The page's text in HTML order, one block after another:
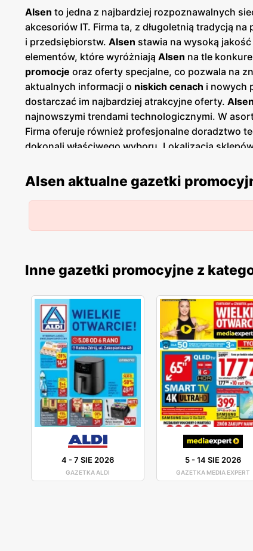
Alsen to jedna z najbardziej rozpoznawalnych
akcesoriów IT. Firma ta, z długoletnią tradycją
i przedsiębiorstw. Alsen stawia na wysoką
elementów, które wyróżniają Alsen na tle
promocje oraz oferty specjalne, co pozwala na
aktualnych informacji o niskich cenach i nowych
dostarczać im najbardziej atrakcyjne oferty. Alsen
najnowszymi trendami technologicznymi. W
Firma oferuje również profesjonalne doradztwo
dokonali właściwego wyboru. Lokalizacja
cieszyć się komfortem zakupów online,
to sieć, która kładzie duży nacisk na
produktów, firma przyczynia się do rozwoju
Alsen aktualne gazetki
Inne gazetki promocyjne z
4 -7 SIE 2026
GAZETKA ALDI
5-14 SIE 2026
GAZETKA MEDIA EXPERT